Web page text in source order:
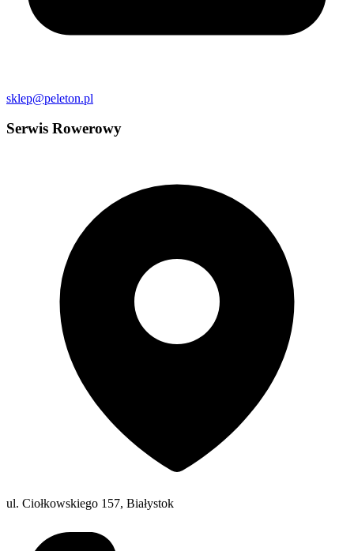
sklep@peleton.pl
Serwis Rowerowy
ul. Ciołkowskiego 157, Białystok